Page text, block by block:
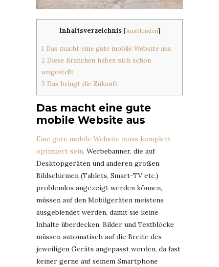
Inhaltsverzeichnis [Ausblenden]
1 Das macht eine gute mobile Website aus
2 Diese Branchen haben sich schon
umgestellt
3 Das bringt die Zukunft
Das macht eine gute
mobile Website aus
Eine gute mobile Website muss komplett
optimiert sein. Werbebanner, die auf
Desktopgeräten und anderen großen
Bildschirmen (Tablets, Smart-TV etc.)
problemlos angezeigt werden können,
müssen auf den Mobilgeräten meistens
ausgeblendet werden, damit sie keine
Inhalte überdecken. Bilder und Textblöcke
müssen automatisch auf die Breite des
jeweiligen Geräts angepasst werden, da fast
keiner gerne auf seinem Smartphone